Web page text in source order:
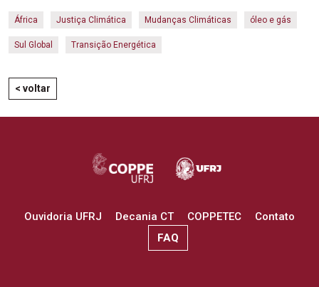
África Justiça Climática Mudanças Climáticas óleo e gás
Sul Global Transição Energética
< voltar
Ouvidoria UFRJ Decania CT COPPETEC
Contato
FAQ